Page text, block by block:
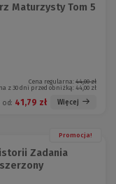
Maturzysty Tom 5
Cena regularna: 44,00 zł
z 30 dni przed obniżką: 44,00 zł
od: 41,79 zł Więcej
Promocja!
Zadania